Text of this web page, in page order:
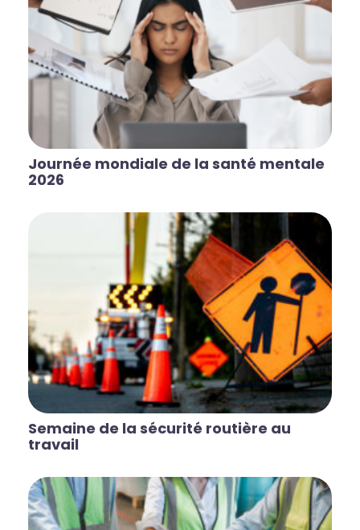
Journée mondiale de la santé mentale
2026
Semaine de la sécurité routière au
travail